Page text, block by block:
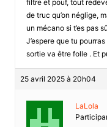
filtre et pouf, tout
de truc qu’on néglige,
un mécano si t’es pas
J’espere que tu
sortie va être folle . Et
25 avril 2025 à 20h04
LaLola